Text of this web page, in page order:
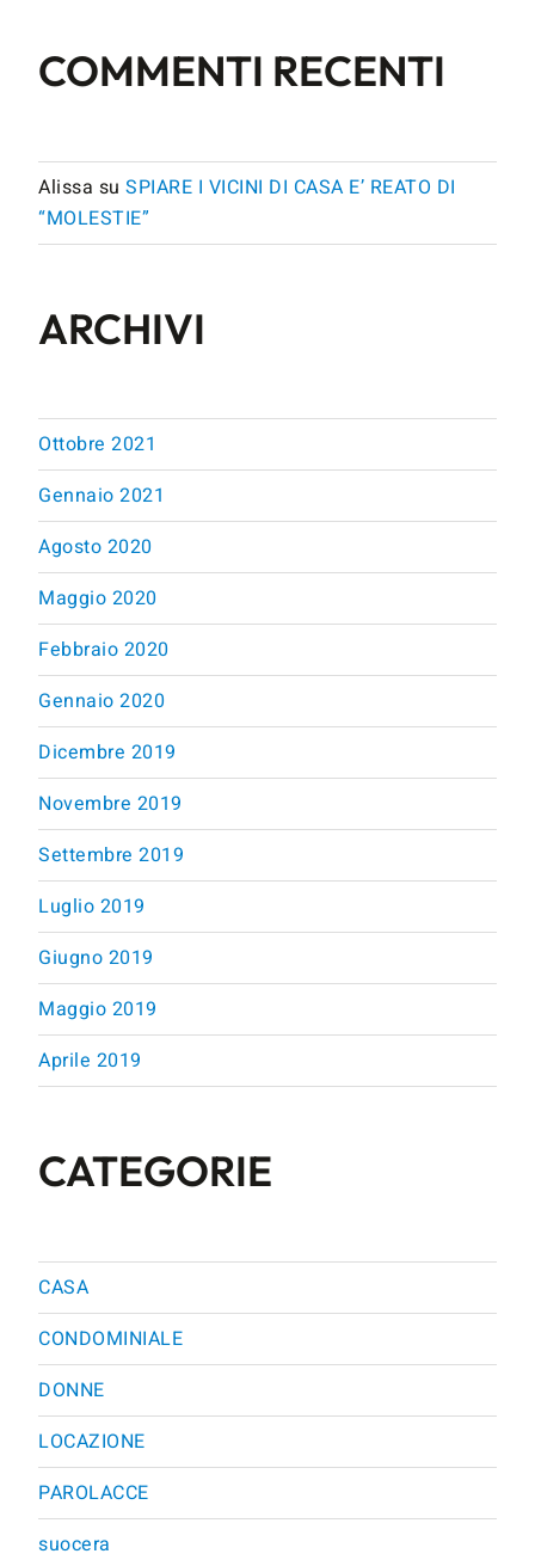
COMMENTI RECENTI
Alissa su SPIARE I VICINI DI CASA E’ REATO DI
“MOLESTIE”
ARCHIVI
Ottobre 2021
Gennaio 2021
Agosto 2020
Maggio 2020
Febbraio 2020
Gennaio 2020
Dicembre 2019
Novembre 2019
Settembre 2019
Luglio 2019
Giugno 2019
Maggio 2019
Aprile 2019
CATEGORIE
CASA
CONDOMINIALE
DONNE
LOCAZIONE
PAROLACCE
suocera